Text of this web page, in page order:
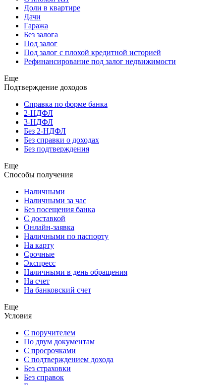
Доли в квартире
Дачи
Гаража
Без залога
Под залог
Под залог с плохой кредитной историей
Рефинансирование под залог недвижимости
Еще
Подтверждение доходов
Справка по форме банка
2-НДФЛ
3-НДФЛ
Без 2-НДФЛ
Без справки о доходах
Без подтверждения
Еще
Способы получения
Наличными
Наличными за час
Без посещения банка
С доставкой
Онлайн-заявка
Наличными по паспорту
На карту
Срочные
Экспресс
Наличными в день обращения
На счет
На банковский счет
Еще
Условия
С поручителем
По двум документам
С просрочками
С подтверждением дохода
Без страховки
Без справок